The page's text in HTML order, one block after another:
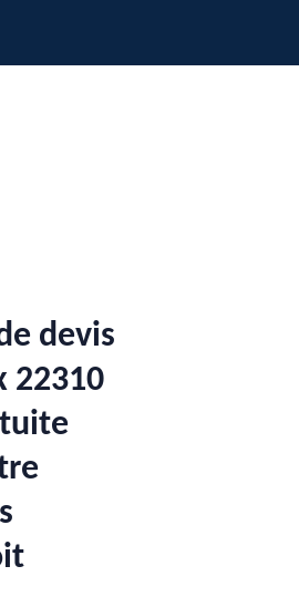
devis
22310